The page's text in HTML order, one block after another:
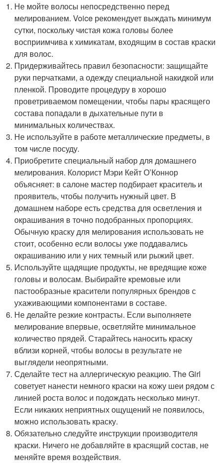
Не мойте волосы непосредственно перед
мелированием. Voice рекомендует выждать минимум
сутки, поскольку чистая кожа головы более
восприимчива к химикатам, входящим в состав краски
для волос.
Придерживайтесь правил безопасности: защищайте
руки перчатками, а одежду специальной накидкой или
пленкой. Проводите процедуру в хорошо
проветриваемом помещении, чтобы пары красящего
состава попадали в дыхательные пути в
минимальных количествах.
Не используйте в работе металлические предметы, в
том числе посуду.
Приобретите специальный набор для домашнего
мелирования. Колорист Мэри Кейт О’Коннор
объясняет: в салоне мастер подбирает краситель и
проявитель, чтобы получить нужный цвет. В
домашнем наборе есть средства для осветления и
окрашивания в точно подобранных пропорциях.
Обычную краску для мелирования использовать не
стоит, особенно если волосы уже поддавались
окрашиванию или у них темный или рыжий цвет.
Используйте щадящие продукты, не вредящие коже
головы и волосам. Выбирайте кремовые или
пастообразные красители популярных брендов с
ухаживающими компонентами в составе.
Не делайте резкие контрасты. Если выполняете
мелирование впервые, осветляйте минимальное
количество прядей. Старайтесь наносить краску
вблизи корней, чтобы волосы в результате не
выглядели неопрятными.
Сделайте тест на аллергическую реакцию. The Girl
советует нанести немного краски на кожу шеи рядом с
линией роста волос и подождать несколько минут.
Если никаких неприятных ощущений не появилось,
можно использовать краску.
Обязательно следуйте инструкции производителя
краски. Ничего не добавляйте в красящий состав, не
меняйте время воздействия.